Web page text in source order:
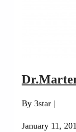
By 3star |
January 11,